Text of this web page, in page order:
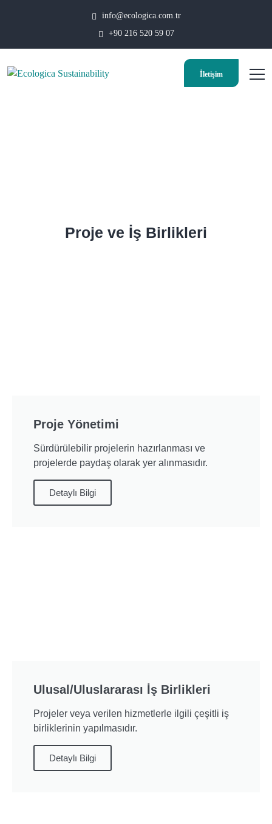
info@ecologica.com.tr
+90 216 520 59 07
İletişim
Proje ve İş Birlikleri
Proje Yönetimi
Sürdürülebilir projelerin hazırlanması ve
projelerde paydaş olarak yer alınmasıdır.
Detaylı Bilgi
Ulusal/Uluslararası İş Birlikleri
Projeler veya verilen hizmetlerle ilgili çeşitli iş
birliklerinin yapılmasıdır.
Detaylı Bilgi